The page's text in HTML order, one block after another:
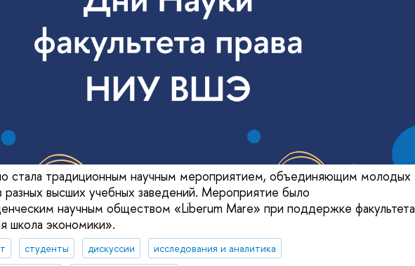
стала традиционным научным мероприятием, объединяющим молодых
разных высших учебных заведений. Мероприятие было
научным обществом «Liberum Mare» при поддержке факультета
школа экономики».
студенты дискуссии
исследования и аналитика